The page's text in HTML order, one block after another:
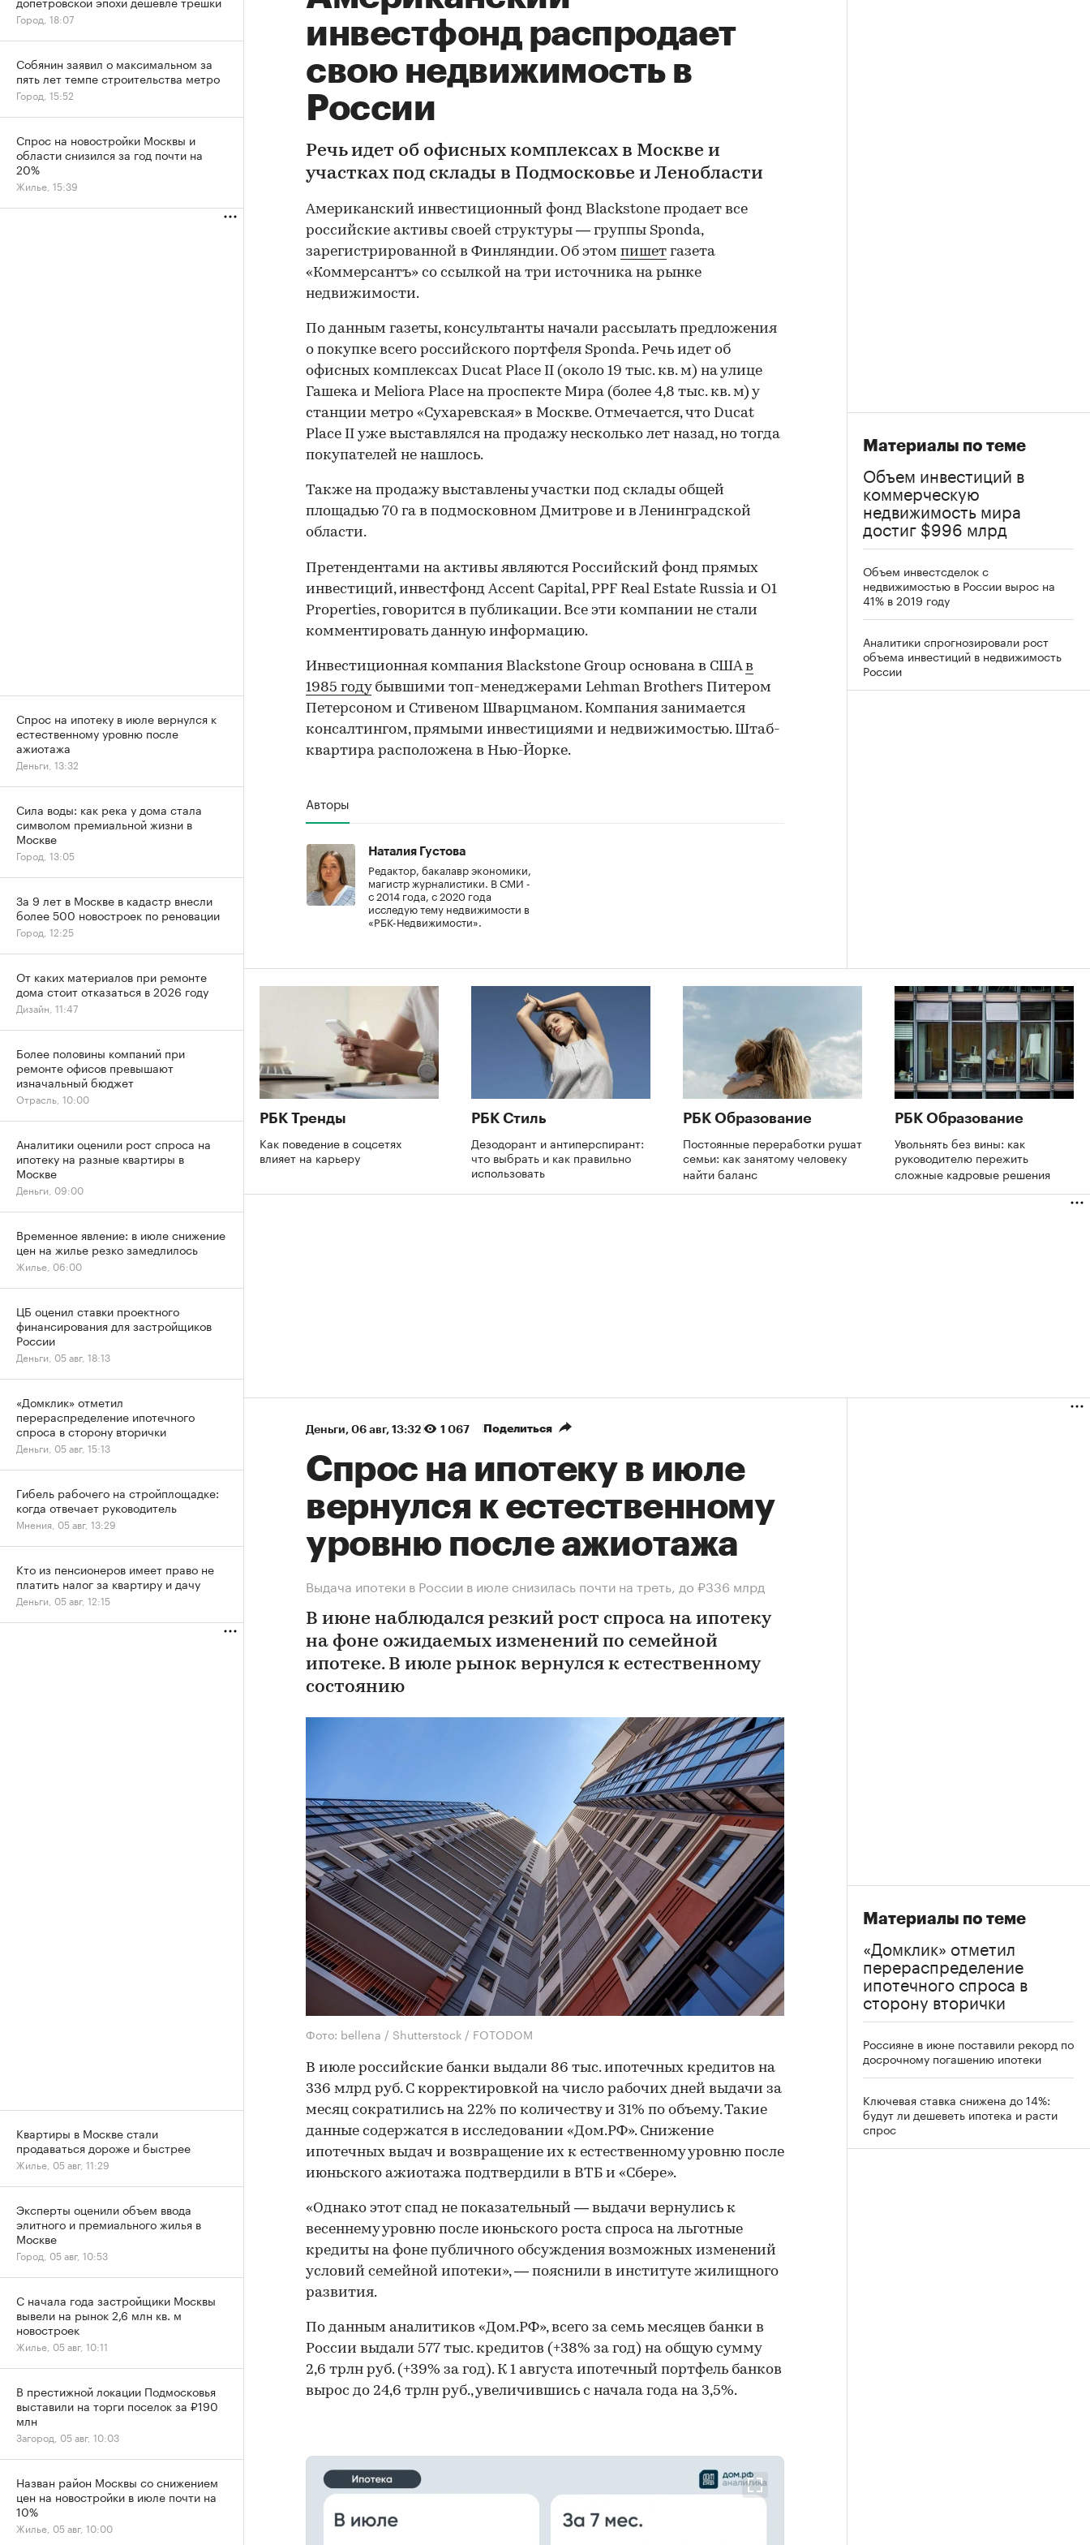
инвестфонд распродает
свою недвижимость в
России
Речь идет об офисных комплексах в Москве и
участках под склады в Подмосковье и Ленобласти
Американский инвестиционный фонд Blackstone продает все
российские активы своей структуры — группы Sponda,
зарегистрированной в Финляндии. Об этом пишет газета
«Коммерсантъ» со ссылкой на три источника на рынке
недвижимости.
По данным газеты, консультанты начали рассылать предложения
о покупке всего российского портфеля Sponda. Речь идет об
офисных комплексах Ducat Place II (около 19 тыс. кв. м) на улице
Гашека и Meliora Place на проспекте Мира (более 4,8 тыс. кв. м) у
станции метро «Сухаревская» в Москве. Отмечается, что Ducat
Place II уже выставлялся на продажу несколько лет назад, но тогда
покупателей не нашлось.
Также на продажу выставлены участки под склады общей
площадью 70 га в подмосковном Дмитрове и в Ленинградской
области.
Претендентами на активы являются Российский фонд прямых
инвестиций, инвестфонд Accent Capital, PPF Real Estate Russia и O1
Properties, говорится в публикации. Все эти компании не стали
комментировать данную информацию.
Инвестиционная компания Blackstone Group основана в СШАв
1985 годубывшими топ-менеджерами Lehman Brothers Питером
Петерсоном и Стивеном Шварцманом. Компания занимается
консалтингом, прямыми инвестициями и недвижимостью. Штаб-
квартира расположена в Нью-Йорке.
Авторы
Наталия Густова
Редактор, бакалавр экономики,
магистр журналистики. В СМИ -
с 2014 года, с 2020 года
исследую тему недвижимости в
«РБК-Недвижимости».
Материалы по теме
Объем инвестиций в
коммерческую
недвижимость мира
достиг $996 млрд
Объем инвестсделок с
недвижимостью в России вырос на
41% в 2019 году
Аналитики спрогнозировали рост
объема инвестиций в недвижимость
России
РБК Тренды
Как поведение в соцсетях
влияет на карьеру
РБК Стиль
Дезодорант и антиперспирант:
что выбрать и как правильно
использовать
РБК Образование
Постоянные переработки рушат
семьи: как занятому человеку
найти баланс
РБК Образование
Увольнять без вины: как
руководителю пережить
сложные кадровые решения
Деньги⁠, 06 авг, 13:32 1 067 Поделиться
Спрос на ипотеку в июле
вернулся к естественному
уровню после ажиотажа
Выдача ипотеки в России в июле снизилась почти на треть, до ₽336 млрд
В июне наблюдался резкий рост спроса на ипотеку
на фоне ожидаемых изменений по семейной
ипотеке. В июле рынок вернулся к естественному
состоянию
Фото: bellena / Shutterstock / FOTODOM
В июле российские банки выдали 86 тыс. ипотечных кредитов на
336 млрд руб. С корректировкой на число рабочих дней выдачи за
месяц сократились на 22% по количеству и 31% по объему. Такие
данные содержатся в исследовании «Дом.РФ». Снижение
ипотечных выдач и возвращение их к естественному уровню после
июньского ажиотажа подтвердили в ВТБ и «Сбере».
«Однако этот спад не показательный — выдачи вернулись к
весеннему уровню после июньского роста спроса на льготные
кредиты на фоне публичного обсуждения возможных изменений
условий семейной ипотеки», — пояснили в институте жилищного
развития.
По данным аналитиков «Дом.РФ», всего за семь месяцев банки в
России выдали 577 тыс. кредитов (+38% за год) на общую сумму
2,6 трлн руб. (+39% за год). К 1 августа ипотечный портфель банков
вырос до 24,6 трлн руб., увеличившись с начала года на 3,5%.
Материалы по теме
«Домклик» отметил
перераспределение
ипотечного спроса в
сторону вторички
Россияне в июне поставили рекорд по
досрочному погашению ипотеки
Ключевая ставка снижена до 14%:
будут ли дешеветь ипотека и расти
спрос
Город, 18:07
Собянин заявил о максимальном за
пять лет темпе строительства метро
Город, 15:52
Спрос на новостройки Москвы и
области снизился за год почти на
20%
Жилье, 15:39
Спрос на ипотеку в июле вернулся к
естественному уровню после
ажиотажа
Деньги, 13:32
Сила воды: как река у дома стала
символом премиальной жизни в
Москве
Город, 13:05
За 9 лет в Москве в кадастр внесли
более 500 новостроек по реновации
Город, 12:25
От каких материалов при ремонте
дома стоит отказаться в 2026 году
Дизайн, 11:47
Более половины компаний при
ремонте офисов превышают
изначальный бюджет
Отрасль, 10:00
Аналитики оценили рост спроса на
ипотеку на разные квартиры в
Москве
Деньги, 09:00
Временное явление: в июле снижение
цен на жилье резко замедлилось
Жилье, 06:00
ЦБ оценил ставки проектного
финансирования для застройщиков
России
Деньги, 05 авг, 18:13
«Домклик» отметил
перераспределение ипотечного
спроса в сторону вторички
Деньги, 05 авг, 15:13
Гибель рабочего на стройплощадке:
когда отвечает руководитель
Мнения, 05 авг, 13:29
Кто из пенсионеров имеет право не
платить налог за квартиру и дачу
Деньги, 05 авг, 12:15
Квартиры в Москве стали
продаваться дороже и быстрее
Жилье, 05 авг, 11:29
Эксперты оценили объем ввода
элитного и премиального жилья в
Москве
Город, 05 авг, 10:53
С начала года застройщики Москвы
вывели на рынок 2,6 млн кв. м
новостроек
Жилье, 05 авг, 10:11
В престижной локации Подмосковья
выставили на торги поселок за ₽190
млн
Загород, 05 авг, 10:03
Назван район Москвы со снижением
цен на новостройки в июле почти на
10%
Жилье, 05 авг, 10:00